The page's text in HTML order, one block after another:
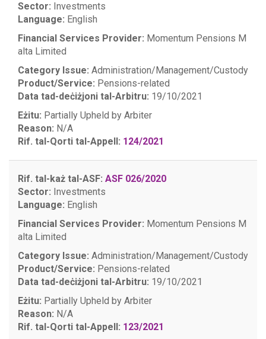
Sector: Investments
Language: English
Financial Services Provider: Momentum Pensions M
alta Limited
Category Issue: Administration/Management/Custody
Product/Service: Pensions-related
Data tad-deċiżjoni tal-Arbitru: 19/10/2021
Eżitu: Partially Upheld by Arbiter
Reason: N/A
Rif. tal-Qorti tal-Appell: 124/2021
Rif. tal-każ tal-ASF: ASF 026/2020
Sector: Investments
Language: English
Financial Services Provider: Momentum Pensions M
alta Limited
Category Issue: Administration/Management/Custody
Product/Service: Pensions-related
Data tad-deċiżjoni tal-Arbitru: 19/10/2021
Eżitu: Partially Upheld by Arbiter
Reason: N/A
Rif. tal-Qorti tal-Appell: 123/2021